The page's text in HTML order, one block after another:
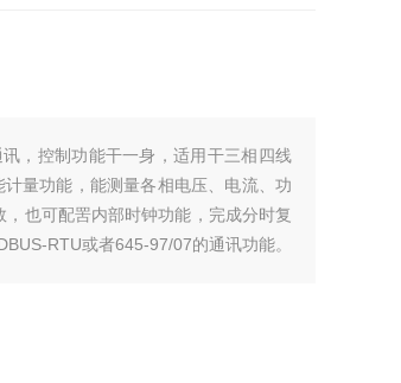
，控制功能干一身，适用干三相四线
量功能，能测量各相电压、电流、功
也可配罟内部时钟功能，完成分时复
RTU或者645-97/07的通讯功能。